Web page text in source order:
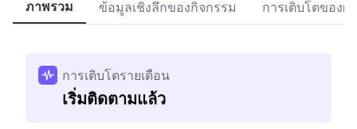
ภาพรวม ข้อมูลเชิงลึกของกิจกรรม การเติบโตของผู้
การเติบโตรายเดือน
เริ่มติดตามแล้ว